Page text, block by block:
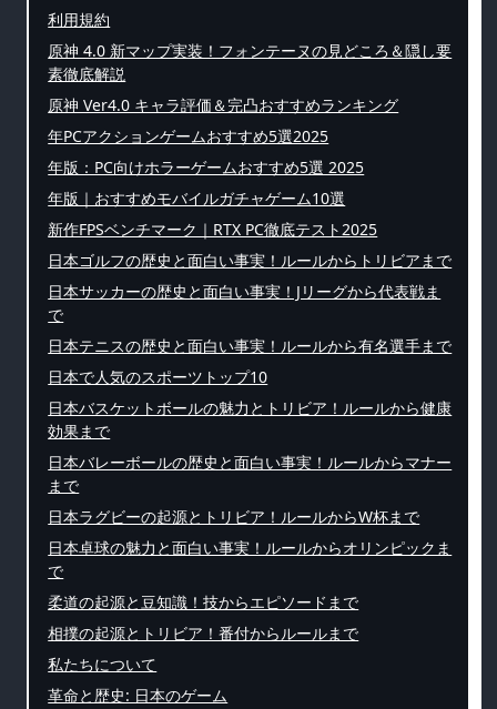
利用規約
原神 4.0 新マップ実装！フォンテーヌの見どころ＆隠し要
素徹底解説
原神 Ver4.0 キャラ評価＆完凸おすすめランキング
年PCアクションゲームおすすめ5選2025
年版：PC向けホラーゲームおすすめ5選 2025
年版｜おすすめモバイルガチャゲーム10選
新作FPSベンチマーク｜RTX PC徹底テスト2025
日本ゴルフの歴史と面白い事実！ルールからトリビアまで
日本サッカーの歴史と面白い事実！Jリーグから代表戦ま
で
日本テニスの歴史と面白い事実！ルールから有名選手まで
日本で人気のスポーツトップ10
日本バスケットボールの魅力とトリビア！ルールから健康
効果まで
日本バレーボールの歴史と面白い事実！ルールからマナー
まで
日本ラグビーの起源とトリビア！ルールからW杯まで
日本卓球の魅力と面白い事実！ルールからオリンピックま
で
柔道の起源と豆知識！技からエピソードまで
相撲の起源とトリビア！番付からルールまで
私たちについて
革命と歴史: 日本のゲーム